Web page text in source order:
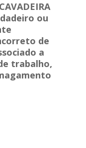
ou
de
a
trabalho,